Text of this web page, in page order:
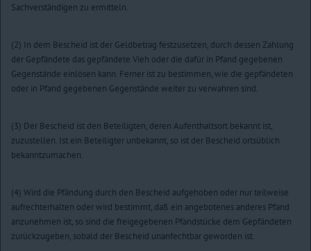
Sachverständigen zu ermitteln.
(2) In dem Bescheid ist der Geldbetrag festzusetzen, durch dessen Zahlung
der Gepfändete das gepfändete Vieh oder die dafür in Pfand gegebenen
Gegenstände einlösen kann. Ferner ist zu bestimmen, wie die gepfändeten
oder in Pfand gegebenen Gegenstände weiter zu verwahren sind.
(3) Der Bescheid ist den Beteiligten, deren Aufenthaltsort bekannt ist,
zuzustellen. Ist ein Beteiligter unbekannt, so ist der Bescheid ortsüblich
bekanntzumachen.
(4) Wird die Pfändung durch den Bescheid aufgehoben oder nur teilweise
aufrechterhalten oder wird bestimmt, daß ein angebotenes anderes Pfand
anzunehmen ist, so sind die freigegebenen Pfandstücke dem Gepfändeten
zurückzugeben, sobald der Bescheid unanfechtbar geworden ist.